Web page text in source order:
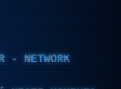
- NETWORK